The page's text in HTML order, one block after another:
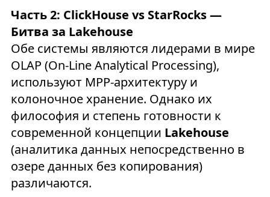
Часть 2: ClickHouse vs StarRocks —
Битва за Lakehouse
Обе системы являются лидерами в мире
OLAP (On-Line Analytical Processing),
используют MPP-архитектуру и
колоночное хранение. Однако их
философия и степень готовности к
современной концепции Lakehouse
(аналитика данных непосредственно в
озере данных без копирования)
различаются.